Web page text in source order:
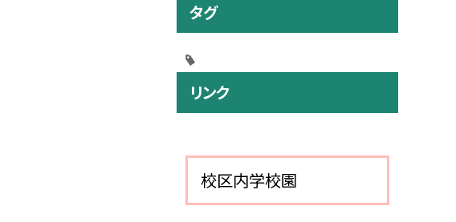
タグ
リンク
校区内学校園